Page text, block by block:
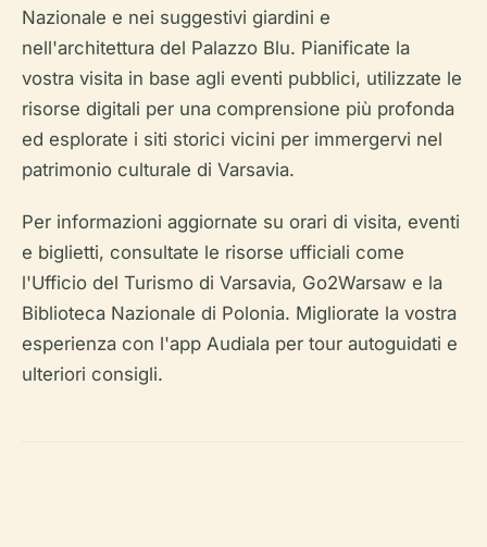
Nazionale e nei suggestivi giardini e
nell'architettura del Palazzo Blu. Pianificate la
vostra visita in base agli eventi pubblici, utilizzate le
risorse digitali per una comprensione più profonda
ed esplorate i siti storici vicini per immergervi nel
patrimonio culturale di Varsavia.
Per informazioni aggiornate su orari di visita, eventi
e biglietti, consultate le risorse ufficiali come
l'Ufficio del Turismo di Varsavia, Go2Warsaw e la
Biblioteca Nazionale di Polonia. Migliorate la vostra
esperienza con l'app Audiala per tour autoguidati e
ulteriori consigli.